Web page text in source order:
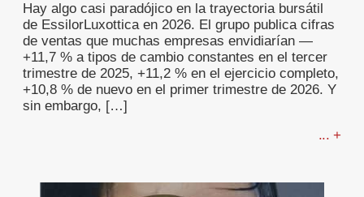
Hay algo casi paradójico en la trayectoria bursátil
de EssilorLuxottica en 2026. El grupo publica cifras
de ventas que muchas empresas envidiarían —
+11,7 % a tipos de cambio constantes en el tercer
trimestre de 2025, +11,2 % en el ejercicio completo,
+10,8 % de nuevo en el primer trimestre de 2026. Y
sin embargo, […]
... +